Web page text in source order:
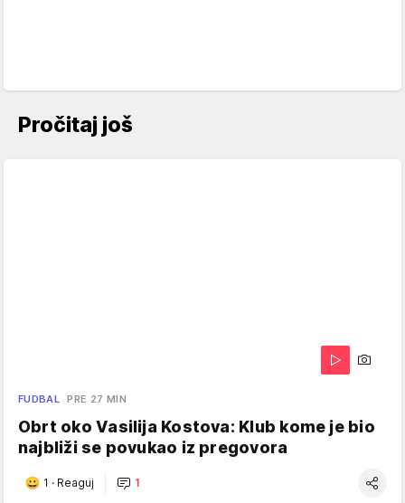
Pročitaj još
FUDBAL PRE 27 MIN
Obrt oko Vasilija Kostova: Klub kome je bio
najbliži se povukao iz pregovora
1 · Reaguj 1